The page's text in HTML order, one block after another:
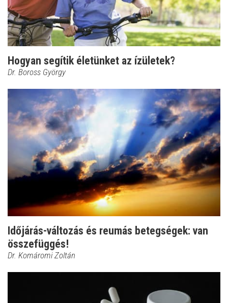
Hogyan segítik életünket az ízületek?
Dr. Boross György
Időjárás-változás és reumás betegségek: van
összefüggés!
Dr. Komáromi Zoltán